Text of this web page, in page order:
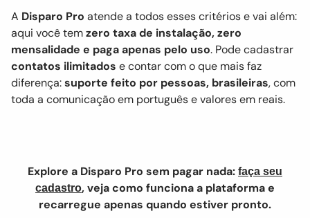
A Disparo Pro atende a todos esses critérios e vai além:
aqui você temzero taxa de instalação, zero
mensalidade e paga apenas pelo uso. Pode cadastrar
contatos ilimitados e contar com o que mais faz
diferença:suporte feito por pessoas, brasileiras, com
toda a comunicação em português e valores em reais.
Explore a Disparo Pro sem pagar nada: faça seu
cadastro, veja como funciona a plataforma e
recarregue apenas quando estiver pronto.